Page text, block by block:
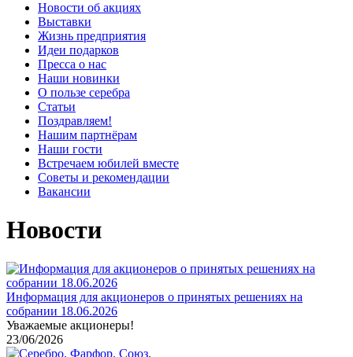
Новости об акциях
Выставки
Жизнь предприятия
Идеи подарков
Пресса о нас
Наши новинки
О пользе серебра
Статьи
Поздравляем!
Нашим партнёрам
Наши гости
Встречаем юбилей вместе
Советы и рекомендации
Вакансии
Новости
Информация для акционеров о принятых решениях на
собрании 18.06.2026
Уважаемые акционеры!
23/06/2026